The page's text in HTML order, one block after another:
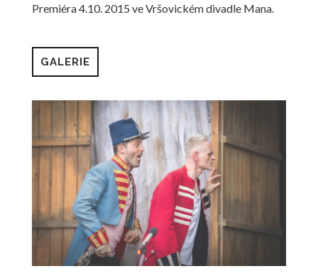
Premiéra 4.10. 2015 ve Vršovickém divadle Mana.
GALERIE